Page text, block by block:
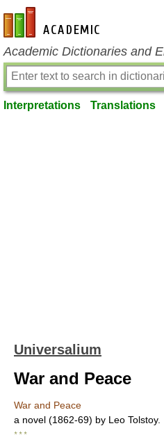
en-academic.com
Academic Dictionaries and
Interpretations Translations
Universalium
War and Peace
War and Peace
a novel (1862-69) by Leo Tolstoy.